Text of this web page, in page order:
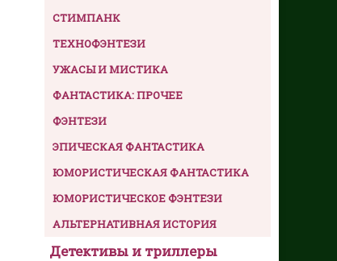
СТИМПАНК
ТЕХНОФЭНТЕЗИ
УЖАСЫ И МИСТИКА
ФАНТАСТИКА: ПРОЧЕЕ
ФЭНТЕЗИ
ЭПИЧЕСКАЯ ФАНТАСТИКА
ЮМОРИСТИЧЕСКАЯ ФАНТАСТИКА
ЮМОРИСТИЧЕСКОЕ ФЭНТЕЗИ
АЛЬТЕРНАТИВНАЯ ИСТОРИЯ
Детективы и триллеры